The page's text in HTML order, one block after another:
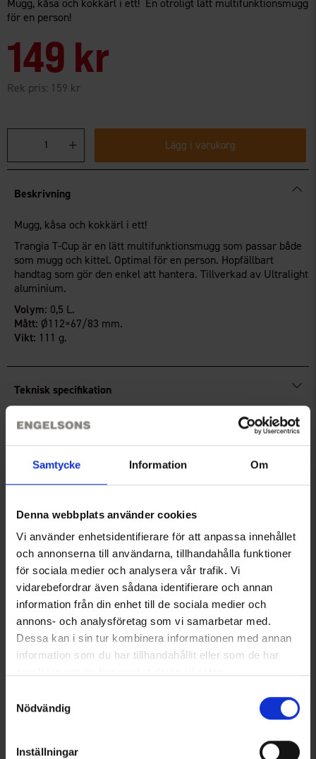
Samtycke Information Om
Denna webbplats använder cookies
Vi använder enhetsidentifierare för att anpassa innehållet
och annonserna till användarna, tillhandahålla funktioner
för sociala medier och analysera vår trafik. Vi
vidarebefordrar även sådana identifierare och annan
information från din enhet till de sociala medier och
annons- och analysföretag som vi samarbetar med.
Dessa kan i sin tur kombinera informationen med annan
information som du har tillhandahållit eller som de har
Nödvändig
Inställningar
Mugg, kåsa och kokkärl i ett! En otroligt lätt multifunktionsmugg
för en person!
149 kr
Rek pris: 159 kr
Lägg i varukorg
Beskrivning
Mugg, kåsa och kokkärl i ett!
Trangia T-Cup är en lätt multifunktionsmugg som passar både
som mugg och kittel. Optimal för en person. Hopfällbart
handtag som gör den enkel att hantera. Tillverkad av Ultralight
aluminium.
Volym: 0,5 L.
Mått: Ø112×67/83 mm.
Vikt: 111 g.
Teknisk specifikation
Grower´s Cup Kaffe Brazil 2
Från24 kr
Trangia Moment - En
Liknande produkter